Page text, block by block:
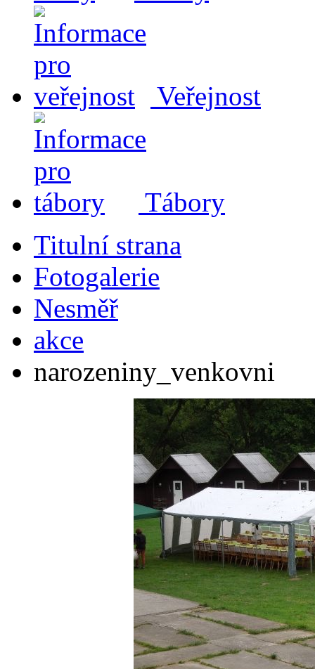
Veřejnost
Tábory
Titulní strana
Fotogalerie
Nesměř
akce
narozeniny_venkovni